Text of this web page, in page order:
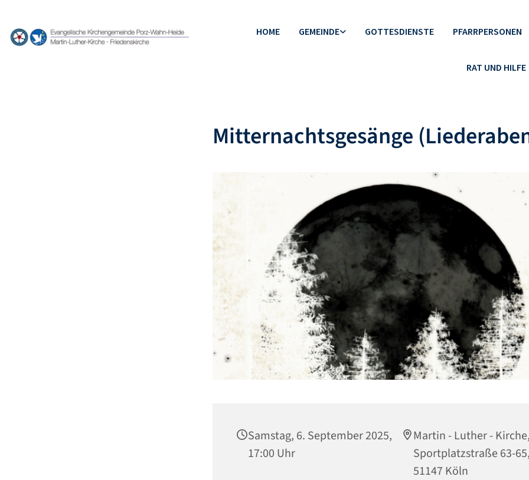
HOME GEMEINDE GOTTESDIENSTE PFARRPERSONEN
RAT UND HILFE
Mitternachtsgesänge
Samstag, 6. September 2025,
17:00 Uhr
Martin - Luther -
Sportplatzstraße 63-
51147 Köln